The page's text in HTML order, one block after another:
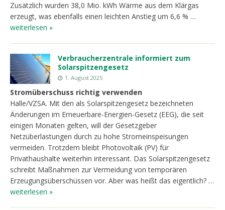
Zusätzlich wurden 38,0 Mio. kWh Wärme aus dem Klärgas
erzeugt, was ebenfalls einen leichten Anstieg um 6,6 % …
weiterlesen »
Verbraucherzentrale informiert zum
Solarspitzengesetz
1. August 2025
Stromüberschuss richtig verwenden
Halle/VZSA. Mit den als Solarspitzengesetz bezeichneten
Änderungen im Erneuerbare-Energien-Gesetz (EEG), die seit
einigen Monaten gelten, will der Gesetzgeber
Netzüberlastungen durch zu hohe Stromeinspeisungen
vermeiden. Trotzdem bleibt Photovoltaik (PV) für
Privathaushalte weiterhin interessant. Das Solarspitzengesetz
schreibt Maßnahmen zur Vermeidung von temporären
Erzeugungsüberschüssen vor. Aber was heißt das eigentlich? …
weiterlesen »